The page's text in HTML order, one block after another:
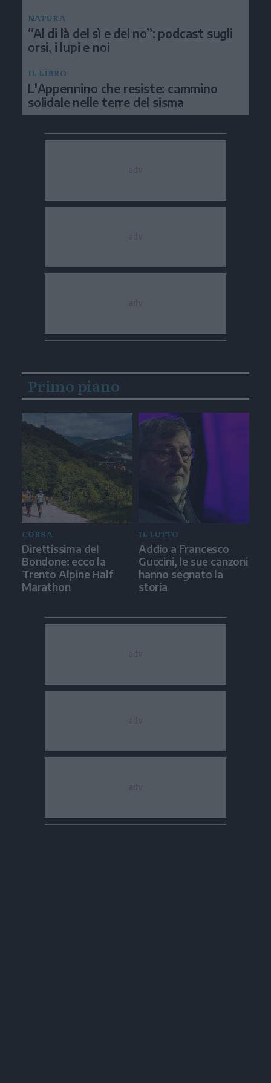
NATURA
“Al di là del sì e del no”: podcast sugli
orsi, i lupi e noi
IL LIBRO
L'Appennino che resiste: cammino
solidale nelle terre del sisma
Primo piano
CORSA
Direttissima del
Bondone: ecco la
Trento Alpine Half
Marathon
IL LUTTO
Addio a Francesco
Guccini, le sue canzoni
hanno segnato la
storia